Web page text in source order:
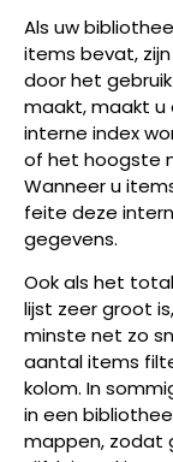
Als uw
items bevat,
door het
maakt, maakt u
interne index
of het hoogste
Wanneer u
feite deze
gegevens.
Ook als het
lijst zeer groot
minste net zo
aantal items
kolom. In
in een
mappen, zodat